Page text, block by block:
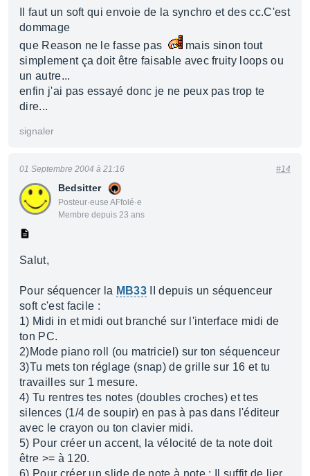
Il faut un soft qui envoie de la synchro et des cc.C'est
dommage
que Reason ne le fasse pas
mais sinon tout
simplement ça doit être faisable avec fruity loops ou
un autre...
enfin j'ai pas essayé donc je ne peux pas trop te
dire...
signaler
Bedsitter
Posteur·euse AFfolé·e
Membre depuis 23 ans
01 Septembre 2004 à 21:16 #14
Salut,
Pour séquencer la MB33 II depuis un séquenceur
soft c'est facile :
1) Midi in et midi out branché sur l'interface midi de
ton PC.
2)Mode piano roll (ou matriciel) sur ton séquenceur
3)Tu mets ton réglage (snap) de grille sur 16 et tu
travailles sur 1 mesure.
4) Tu rentres tes notes (doubles croches) et tes
silences (1/4 de soupir) en pas à pas dans l'éditeur
avec le crayon ou ton clavier midi.
5) Pour créer un accent, la vélocité de ta note doit
être >= à 120.
6) Pour créer un slide de note à note : Il suffit de lier